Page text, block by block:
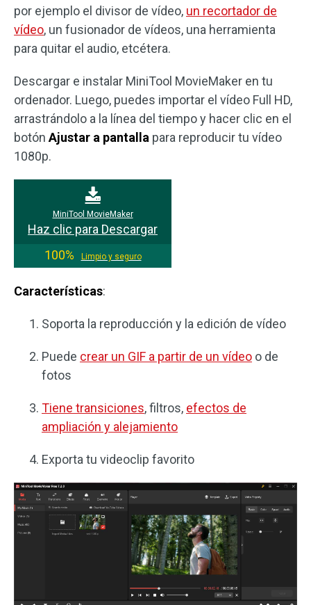
por ejemplo el divisor de vídeo, un recortador de
vídeo, un fusionador de vídeos, una herramienta
para quitar el audio, etcétera.
Descargar e instalar MiniTool MovieMaker en tu
ordenador. Luego, puedes importar el vídeo Full HD,
arrastrándolo a la línea del tiempo y hacer clic en el
botón Ajustar a pantalla para reproducir tu vídeo
1080p.
MiniTool MovieMaker
Haz clic para Descargar
100%
Limpio y seguro
Características:
Soporta la reproducción y la edición de vídeo
Puede crear un GIF a partir de un vídeo o de
fotos
Tiene transiciones, filtros, efectos de
ampliación y alejamiento
Exporta tu videoclip favorito